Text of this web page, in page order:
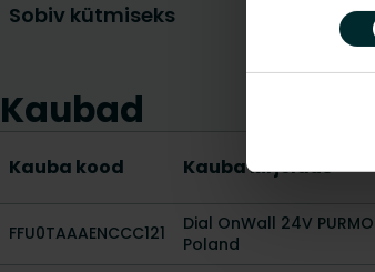
Sobiv kütmiseks
Kaubad
Kauba kood Kauba kirjeldus
FFU0TAAAENCCC121
Dial OnWall 24V PURMO
Poland